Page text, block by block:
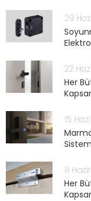
29
22
Her
15
8
Her